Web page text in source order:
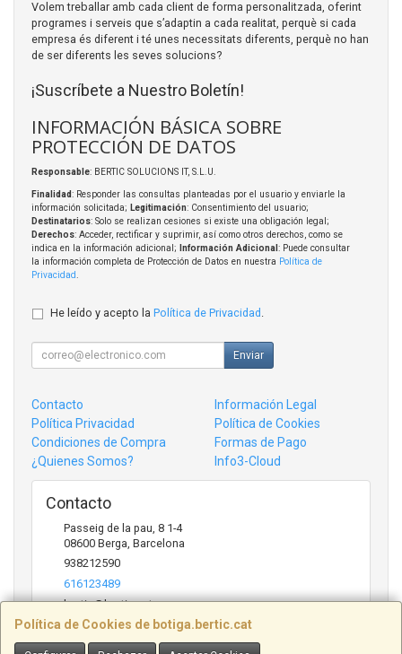
Política de Cookies de botiga.bertic.cat
Volem treballar amb cada client de forma personalitzada, oferint
programes i serveis que s’adaptin a cada realitat, perquè si cada
empresa és diferent i té unes necessitats diferents, perquè no han
de ser diferents les seves solucions?
¡Suscríbete a Nuestro Boletín!
INFORMACIÓN BÁSICA SOBRE
PROTECCIÓN DE DATOS
Responsable: BERTIC SOLUCIONS IT, S.L.U.
Finalidad: Responder las consultas planteadas por el usuario y enviarle la
información solicitada; Legitimación: Consentimiento del usuario;
Destinatarios: Solo se realizan cesiones si existe una obligación legal;
Derechos: Acceder, rectificar y suprimir, así como otros derechos, como se
indica en la información adicional;
Información Adicional : Puede consultar
la información completa de Protección de Datos en nuestra Política de
Privacidad
He leído y acepto la Política de Privacidad
Enviar
Contacto
Información Legal
Política Privacidad
Política de Cookies
Condiciones de Compra
Formas de Pago
¿Quienes Somos?
Info3-Cloud
Contacto
Passeig de la pau, 8 1-4
08600 Berga Barcelona
938212590
616123489
bertic@bertic.cat